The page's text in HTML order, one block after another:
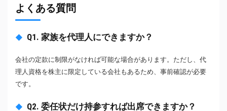
よくある質問
Q1. 家族を代理人にできますか？
会社の定款に制限がなければ可能な場合があります。ただし、代
理人資格を株主に限定している会社もあるため、事前確認が必要
です。
Q2. 委任状だけ持参すれば出席できますか？